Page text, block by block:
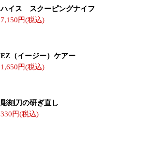
ハイス スクーピングナイフ
7,150
EZ（イージー）ケアー
1,650
彫刻刀の研ぎ直し
330